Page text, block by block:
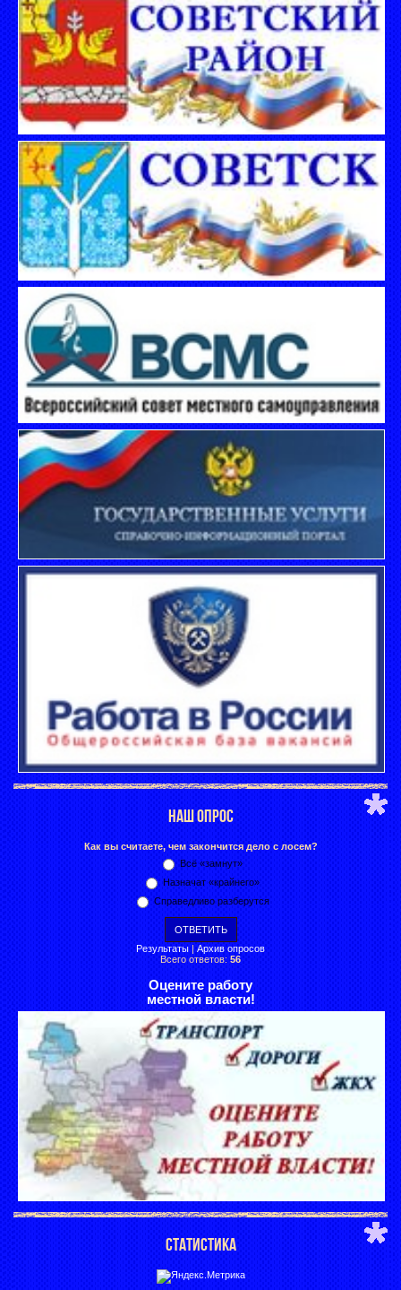
НАШ ОПРОС
Как вы считаете, чем закончится дело с лосем?
Всё «замнут»
Назначат «крайнего»
Справедливо разберутся
Результаты | Архив опросов
Всего ответов: 56
Оцените работу
местной власти!
СТАТИСТИКА